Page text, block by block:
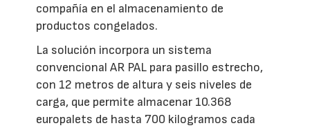
compañía en el almacenamiento de
productos congelados.
La solución incorpora un sistema
convencional AR PAL para pasillo estrecho,
con 12 metros de altura y seis niveles de
carga, que permite almacenar 10.368
europalets de hasta 700 kilogramos cada